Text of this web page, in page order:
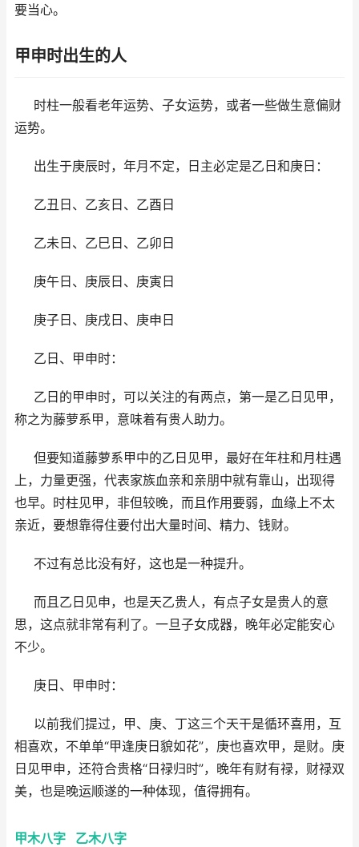
要当心。
甲申时出生的人
时柱一般看老年运势、子女运势，或者一些做生意偏财
运势。
出生于庚辰时，年月不定，日主必定是乙日和庚日：
乙丑日、乙亥日、乙酉日
乙未日、乙巳日、乙卯日
庚午日、庚辰日、庚寅日
庚子日、庚戌日、庚申日
乙日、甲申时：
乙日的甲申时，可以关注的有两点，第一是乙日见甲，
称之为藤萝系甲，意味着有贵人助力。
但要知道藤萝系甲中的乙日见甲，最好在年柱和月柱遇
上，力量更强，代表家族血亲和亲朋中就有靠山，出现得
也早。时柱见甲，非但较晚，而且作用要弱，血缘上不太
亲近，要想靠得住要付出大量时间、精力、钱财。
不过有总比没有好，这也是一种提升。
而且乙日见申，也是天乙贵人，有点子女是贵人的意
思，这点就非常有利了。一旦子女成器，晚年必定能安心
不少。
庚日、甲申时：
以前我们提过，甲、庚、丁这三个天干是循环喜用，互
相喜欢，不单单“甲逢庚日貌如花”，庚也喜欢甲，是财。庚
日见甲申，还符合贵格“日禄归时”，晚年有财有禄，财禄双
美，也是晚运顺遂的一种体现，值得拥有。
甲木八字
乙木八字